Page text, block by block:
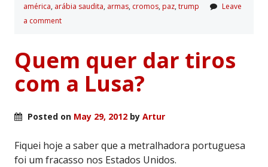
américa, arábia saudita, armas, cromos, paz, trump
Leave
a comment
Quem quer dar tiros
com a Lusa?
Posted on May 29, 2012 by Artur
Fiquei hoje a saber que a metralhadora portuguesa
foi um fracasso nos Estados Unidos.